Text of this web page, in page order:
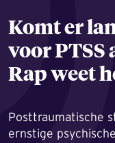
Komt er
voor PTSS
Rap weet
Posttraumatische
ernstige